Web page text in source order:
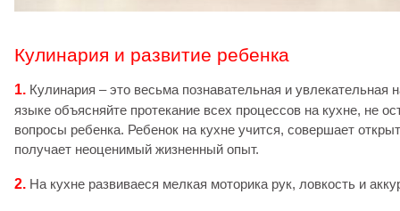
Кулинария и развитие ребенка
1. Кулинария – это весьма познавательная и увлекательная
языке объясняйте протекание всех процессов на кухне, не
вопросы ребенка. Ребенок на кухне учится, совершает
получает неоценимый жизненный опыт.
2. На кухне развиваеся мелкая моторика рук, ловкость и